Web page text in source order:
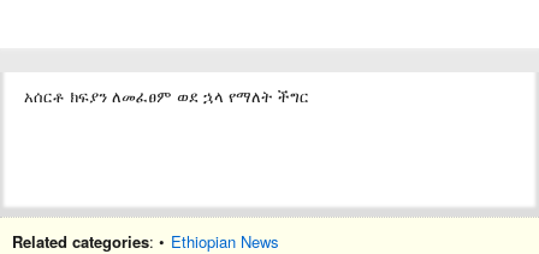
አሰርቶ ክፍያን ለመፈፀም ወደ ኋላ የማለት ችግር
Related categories: • Ethiopian News